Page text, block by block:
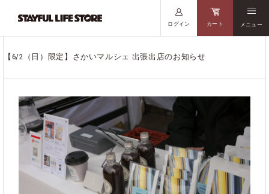
ログイン カート メニュー
【6/2（日）限定】さかいマルシェ 出張出店のお知らせ